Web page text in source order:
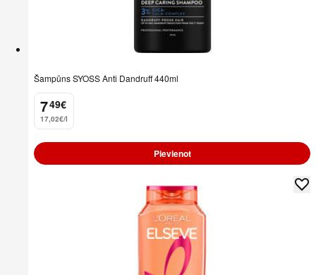
Šampūns SYOSS Anti Dandruff 440ml
7
. 49€
17,02€/l
Pievienot